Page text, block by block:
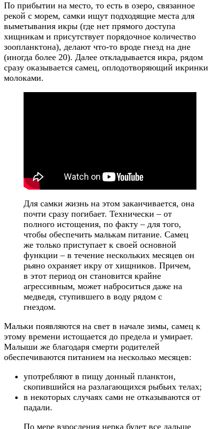
По прибытии на место, то есть в озеро, связанное
рекой с морем, самки ищут подходящие места для
выметывания икры (где нет прямого доступа
хищникам и присутствует порядочное количество
зоопланктона), делают что-то вроде гнезд на дне
(иногда более 20). Далее откладывается икра, рядом
сразу оказывается самец, оплодотворяющий икринки
молоками.
Для самки жизнь на этом заканчивается, она
почти сразу погибает. Технически – от
полного истощения, по факту – для того,
чтобы обеспечить малькам питание. Самец
же только приступает к своей основной
функции – в течение нескольких месяцев он
рьяно охраняет икру от хищников. Причем,
в этот период он становится крайне
агрессивным, может наброситься даже на
медведя, ступившего в воду рядом с
гнездом.
Мальки появляются на свет в начале зимы, самец к
этому времени истощается до предела и умирает.
Малыши же благодаря смерти родителей
обеспечиваются питанием на несколько месяцев:
употребляют в пищу донный планктон,
скопившийся на разлагающихся рыбьих телах;
в некоторых случаях сами не отказываются от
падали.
По мере взросления нерка будет все дальше